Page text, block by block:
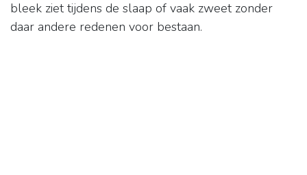
bleek ziet tijdens de slaap of vaak zweet zonder
daar andere redenen voor bestaan.